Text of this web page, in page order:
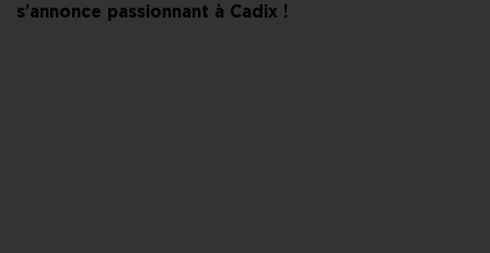
s’annonce passionnant à Cadix !